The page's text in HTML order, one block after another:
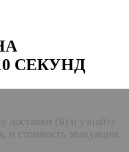
СЕКУНД
доставки (Б) и узнайте
и стоимость эвакуации.